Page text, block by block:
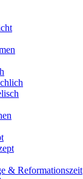
& Reformationszeit